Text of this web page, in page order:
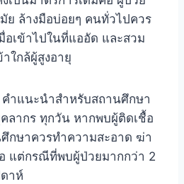
ย ล้างมือบ่อยๆ คนทั่วไปควร
เข้าไปในที่แออัด และสวม
ใกล้ผู้สูงอายุ
ำแนะนำสำหรับสถานศึกษา
ลากร ทุกวัน หากพบผู้ติดเชื้อ
กษาควรทำความสะอาด ฆ่า
แต่กรณีที่พบผู้ป่วยมากกว่า 2
าห์